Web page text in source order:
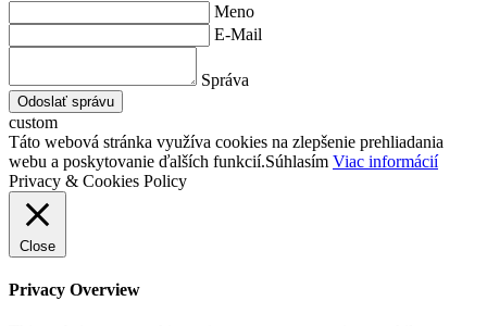
Meno
E-Mail
Správa
Odoslať správu
custom
Táto webová stránka využíva cookies na zlepšenie prehliadania
webu a poskytovanie ďalších funkcií.Súhlasím Viac informácií
Privacy & Cookies Policy
Close
Privacy Overview